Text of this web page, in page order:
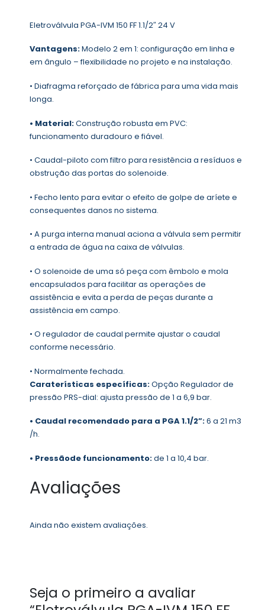
Eletroválvula PGA-IVM 150 FF 1.1/2″ 24 V
Vantagens:Modelo 2 em 1: configuração em linha e
em ângulo – flexibilidade no projeto e na instalação.
• Diafragma reforçado de fábrica para uma vida mais
longa.
• Material:Construção robusta em PVC:
funcionamento duradouro e fiável.
• Caudal-piloto com filtro para resistência a resíduos e
obstrução das portas do solenoide.
• Fecho lento para evitar o efeito de golpe de aríete e
consequentes danos no sistema.
• A purga interna manual aciona a válvula sem permitir
a entrada de água na caixa de válvulas.
• O solenoide de uma só peça com êmbolo e mola
encapsulados para facilitar as operações de
assistência e evita a perda de peças durante a
assistência em campo.
• O regulador de caudal permite ajustar o caudal
conforme necessário.
• Normalmente fechada.
Caraterísticas específicas:Opção Regulador de
pressão PRS-dial: ajusta pressão de 1 a 6,9 bar.
• Caudal recomendado para a PGA 1.1/2”:6 a 21 m3
/h.
• Pressãode funcionamento:de 1 a 10,4 bar.
Avaliações
Ainda não existem avaliações.
Seja o primeiro a avaliar